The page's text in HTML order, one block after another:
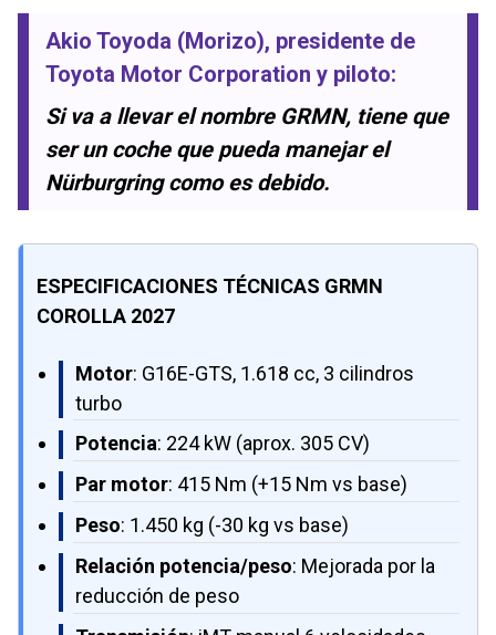
Akio Toyoda (Morizo), presidente de
Toyota Motor Corporation y piloto:
Si va a llevar el nombre GRMN, tiene que
ser un coche que pueda manejar el
Nürburgring como es debido.
ESPECIFICACIONES TÉCNICAS GRMN
COROLLA 2027
Motor: G16E-GTS, 1.618 cc, 3 cilindros
turbo
Potencia: 224 kW (aprox. 305 CV)
Par motor: 415 Nm (+15 Nm vs base)
Peso: 1.450 kg (-30 kg vs base)
Relación potencia/peso: Mejorada por la
reducción de peso